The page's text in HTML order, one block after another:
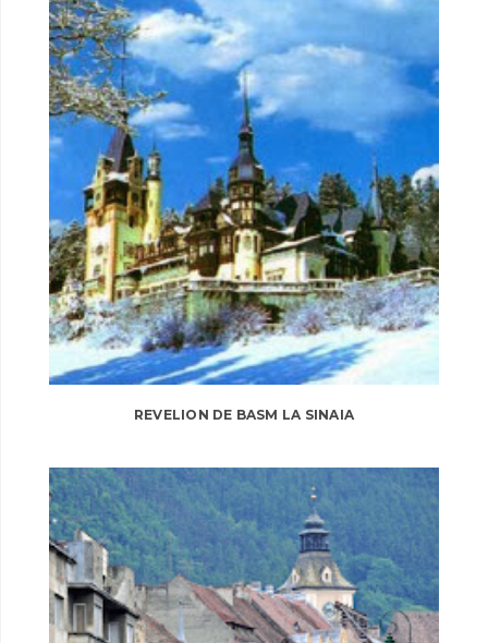
REVELION DE BASM LA SINAIA